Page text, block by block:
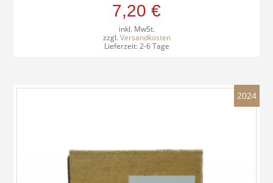
7,20 €
inkl. MwSt.
zzgl.Versandkosten
Lieferzeit:2-6 Tage
2024